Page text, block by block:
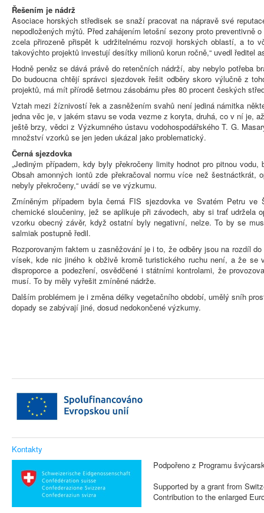
Řešením je nádrž
Asociace horských středisek se snaží pracovat na nápravě své
nepodložených mýtů. Před zahájením letošní sezony proto preventivně
zcela přirozeně přispět k udržitelnému rozvoji horských oblastí, a to
takovýchto projektů investují desítky milionů korun ročně,“ uvedl ředitel
Hodně peněz se dává právě do retenčních nádrží, aby nebylo
Do budoucna chtějí správci sjezdovek řešit odběry skoro výlučně z
projektů, má mít přírodě šetrnou zásobárnu přes 80 procent českých
Vztah mezi žíznivostí řek a zasněžením svahů není jediná námitka
jedna věc je, v jakém stavu se voda vezme z koryta, druhá, co v ní je,
ještě brzy, vědci z Výzkumného ústavu vodohospodářského T. G.
množství vzorků se jen jeden ukázal jako problematický.
Černá sjezdovka
„Jediným případem, kdy byly překročeny limity hodnot pro pitnou
Obsah amonných iontů zde překračoval normu více než
nebyly překročeny,“ uvádí se ve výzkumu.
Zmíněným případem byla černá FIS sjezdovka ve Svatém Petru ve
chemické sloučeniny, jež se aplikuje při závodech, aby si trať
vzorku obecný závěr, když ostatní byly negativní, nelze. To by se
salmiak postupně ředil.
Rozporovaným faktem u zasněžování je i to, že odběry jsou na rozdíl
vísek, kde nic jiného k obživě kromě turistického ruchu není, a že se
disproporce a podezření, osvědčené i státními kontrolami, že
musí. To by měly vyřešit zmíněné nádrže.
Dalším problémem je i změna délky vegetačního období, umělý sníh
dopady se zabývají jiné, dosud nedokončené výzkumy.
Kontakty
Podpořeno z Programu
Supported by a grant from
Contribution to the enlarged